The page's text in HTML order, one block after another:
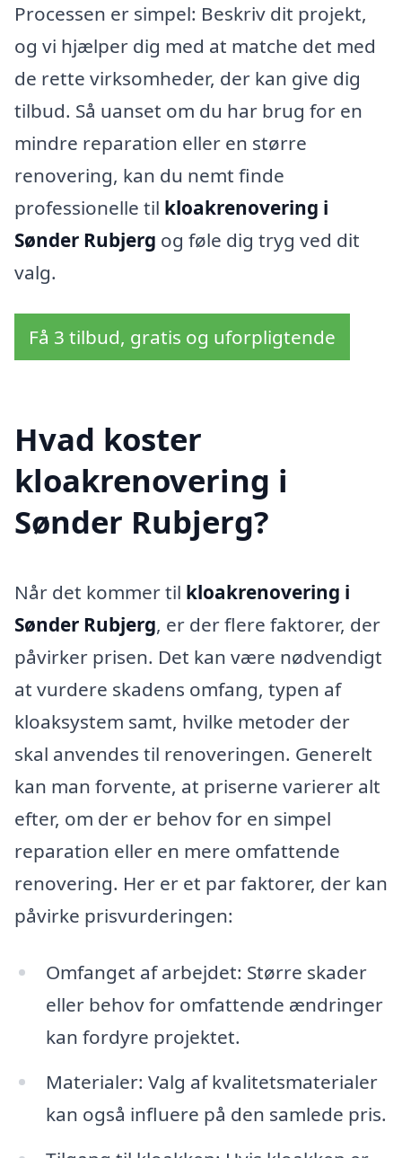
Processen er simpel: Beskriv dit projekt,
og vi hjælper dig med at matche det med
de rette virksomheder, der kan give dig
tilbud. Så uanset om du har brug for en
mindre reparation eller en større
renovering, kan du nemt finde
professionelle til kloakrenovering i
Sønder Rubjerg og føle dig tryg ved dit
valg.
Få 3 tilbud, gratis og uforpligtende
Hvad koster
kloakrenovering i
Sønder Rubjerg?
Når det kommer til kloakrenovering i
Sønder Rubjerg, er der flere faktorer, der
påvirker prisen. Det kan være nødvendigt
at vurdere skadens omfang, typen af
kloaksystem samt, hvilke metoder der
skal anvendes til renoveringen. Generelt
kan man forvente, at priserne varierer alt
efter, om der er behov for en simpel
reparation eller en mere omfattende
renovering. Her er et par faktorer, der kan
påvirke prisvurderingen:
Omfanget af arbejdet: Større skader
eller behov for omfattende ændringer
kan fordyre projektet.
Materialer: Valg af kvalitetsmaterialer
kan også influere på den samlede pris.